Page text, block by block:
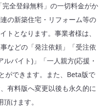
完全登録無料」の一切料金がか
の新築住宅・リフォーム等の
トとなります。事業者様は、
などの「発注依頼」「受注依
バイト)」「一人親方(応援・
ができます。また、Beta版で
有料版へ変更以後も永久的に
けます。